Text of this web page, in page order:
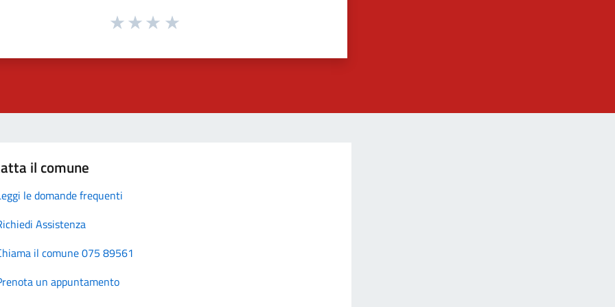
il comune
le domande frequenti
Assistenza
il comune 075 89561
un appuntamento